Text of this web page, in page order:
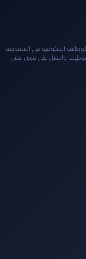
الحكومية في السعودية
واحصل على فرص عمل